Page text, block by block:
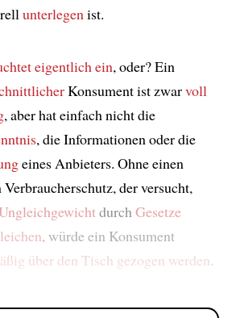
unterlegen ist.
eigentlich ein, oder? Ein
Konsument ist zwarvoll
, aber hat einfach nicht die
, die Informationen oder die
eines Anbieters. Ohne einen
Verbraucherschutz, der versucht,
durch Gesetze
, würde ein Konsument
über den Tisch gezogen werden.